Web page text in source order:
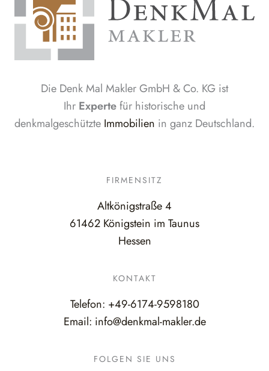
Die Denk Mal Makler GmbH & Co. KG ist
Ihr Expertefür historische und
denkmalgeschützte Immobilien in ganz Deutschland.
FIRMENSITZ
Altkönigstraße 4
61462 Königstein im Taunus
Hessen
KONTAKT
Telefon: +49-6174-9598180
Email: info@denkmal-makler.de
FOLGEN SIE UNS